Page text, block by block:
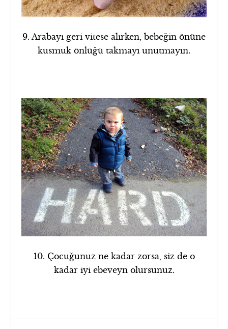
9. Arabayı geri vitese alırken, bebeğin önüne
kusmuk önlüğü takmayı unutmayın.
10. Çocuğunuz ne kadar zorsa, siz de o
kadar iyi ebeveyn olursunuz.